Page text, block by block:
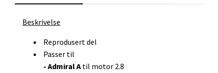
Beskrivelse
Reprodusert del
Passer til
- Admiral Atil motor 2.8